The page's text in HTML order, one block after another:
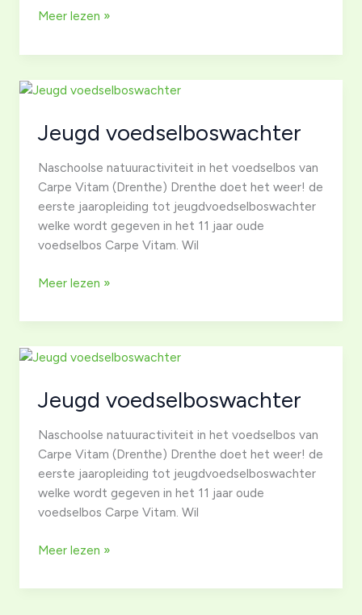
Jeugd
Meer lezen »
Jeugd voedselboswachter
Naschoolse natuuractiviteit in het voedselbos van
Carpe Vitam (Drenthe) Drenthe doet het weer! de
eerste jaaropleiding tot jeugdvoedselboswachter
welke wordt gegeven in het 11 jaar oude
voedselbos Carpe Vitam. Wil
Jeugd
Meer lezen »
Jeugd voedselboswachter
Naschoolse natuuractiviteit in het voedselbos van
Carpe Vitam (Drenthe) Drenthe doet het weer! de
eerste jaaropleiding tot jeugdvoedselboswachter
welke wordt gegeven in het 11 jaar oude
voedselbos Carpe Vitam. Wil
Jeugd
Meer lezen »